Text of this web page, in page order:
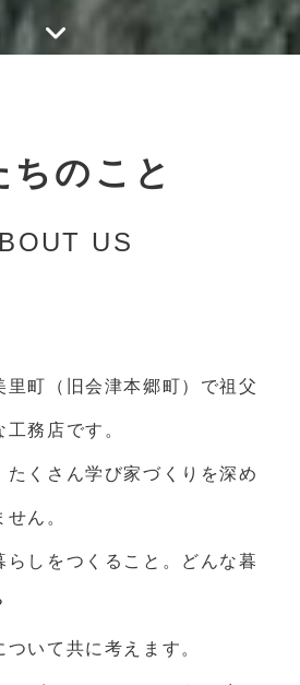
ちのこと
US
里町（旧会津本郷町）で祖父
務店です。
たくさん学び家づくりを深め
ん。
らしをつくること。どんな暮
いて共に考えます。